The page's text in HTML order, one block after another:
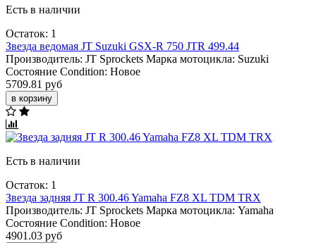
Есть в наличии
Остаток: 1
Звезда ведомая JT Suzuki GSX-R 750 JTR 499.44
Производитель: JT Sprockets Марка мотоцикла: Suzuki
Состояние Condition: Новое
5709.81 руб
в корзину
Есть в наличии
Остаток: 1
Звезда задняя JT R 300.46 Yamaha FZ8 XL TDM TRX
Производитель: JT Sprockets Марка мотоцикла: Yamaha
Состояние Condition: Новое
4901.03 руб